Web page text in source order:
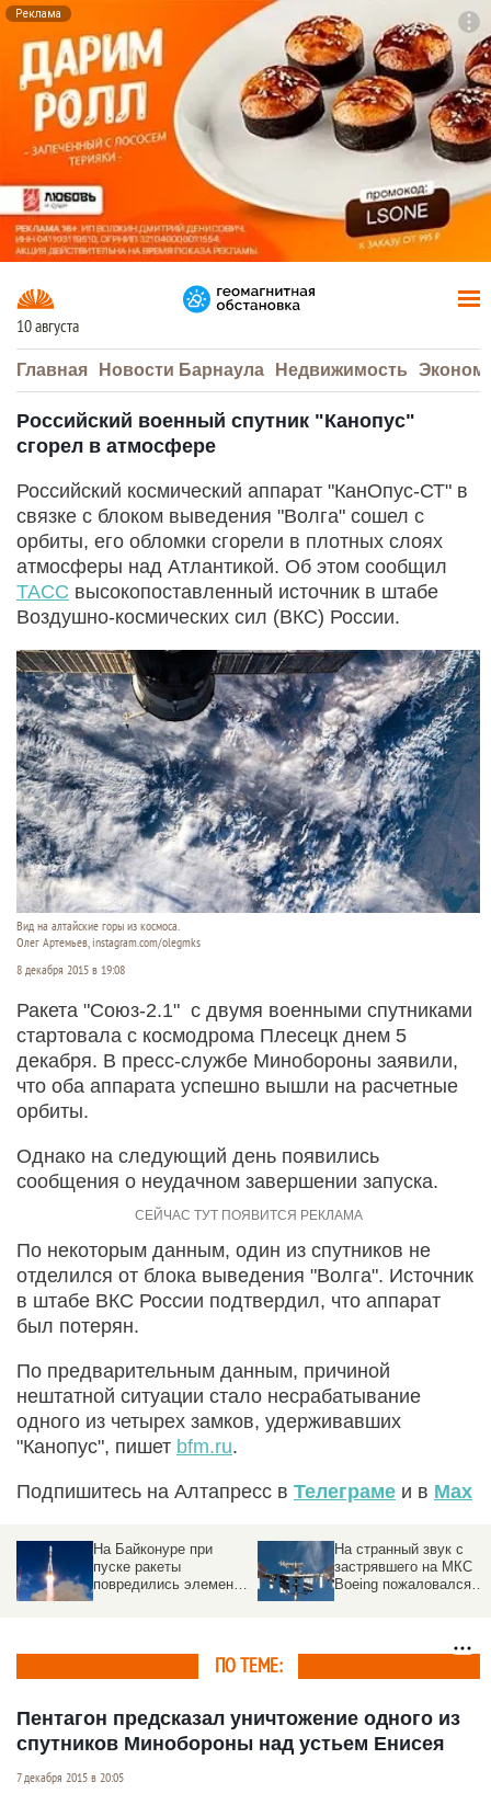
Реклама
10 августа
Главная Новости Барнаула Недвижимость
Российский военный спутник "Канопус"
сгорел в атмосфере
Российский космический аппарат "КанОпус-СТ" в
связке с блоком выведения "Волга" сошел с
орбиты, его обломки сгорели в плотных слоях
атмосферы над Атлантикой. Об этом сообщил
ТАСС высокопоставленный источник в штабе
Воздушно-космических сил (ВКС) России.
Вид на алтайские горы из космоса.
Олег Артемьев, instagram.com/olegmks
8 декабря 2015 в 19:08
Ракета "Союз-2.1" с двумя военными спутниками
стартовала с космодрома Плесецк днем 5
декабря. В пресс-службе Минобороны заявили,
что оба аппарата успешно вышли на расчетные
орбиты.
Однако на следующий день появились
сообщения о неудачном завершении запуска.
По некоторым данным, один из спутников не
отделился от блока выведения "Волга". Источник
в штабе ВКС России подтвердил, что аппарат
был потерян.
По предварительным данным, причиной
нештатной ситуации стало несрабатывание
одного из четырех замков, удерживавших
"Канопус", пишет bfm.ru.
Подпишитесь на Алтапресс в Телеграме и в Max
На Байконуре при
пуске ракеты
повредились элементы
На странный звук с
застрявшего на МКС
Boeing пожаловался
ПО ТЕМЕ:
Пентагон предсказал уничтожение одного из
спутников Минобороны над устьем Енисея
7 декабря 2015 в 20:05